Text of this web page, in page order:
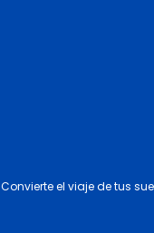
Convierte el viaje de tus